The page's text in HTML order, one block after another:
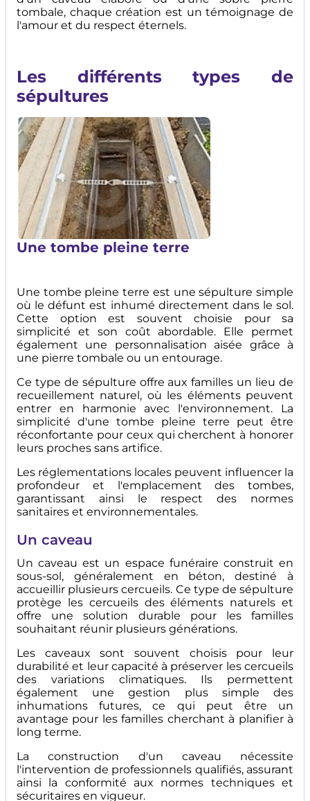
tombale, chaque création est un témoignage de
l'amour et du respect éternels.
Les différents types de
sépultures
Image
Une tombe pleine terre
Une tombe pleine terre est une sépulture simple
où le défunt est inhumé directement dans le sol.
Cette option est souvent choisie pour sa
simplicité et son coût abordable. Elle permet
également une personnalisation aisée grâce à
une pierre tombale ou un entourage.
Ce type de sépulture offre aux familles un lieu de
recueillement naturel, où les éléments peuvent
entrer en harmonie avec l'environnement. La
simplicité d'une tombe pleine terre peut être
réconfortante pour ceux qui cherchent à honorer
leurs proches sans artifice.
Les réglementations locales peuvent influencer la
profondeur et l'emplacement des tombes,
garantissant ainsi le respect des normes
sanitaires et environnementales.
Un caveau
Un caveau est un espace funéraire construit en
sous-sol, généralement en béton, destiné à
accueillir plusieurs cercueils. Ce type de sépulture
protège les cercueils des éléments naturels et
offre une solution durable pour les familles
souhaitant réunir plusieurs générations.
Les caveaux sont souvent choisis pour leur
durabilité et leur capacité à préserver les cercueils
des variations climatiques. Ils permettent
également une gestion plus simple des
inhumations futures, ce qui peut être un
avantage pour les familles cherchant à planifier à
long terme.
La construction d'un caveau nécessite
l'intervention de professionnels qualifiés, assurant
ainsi la conformité aux normes techniques et
sécuritaires en vigueur.